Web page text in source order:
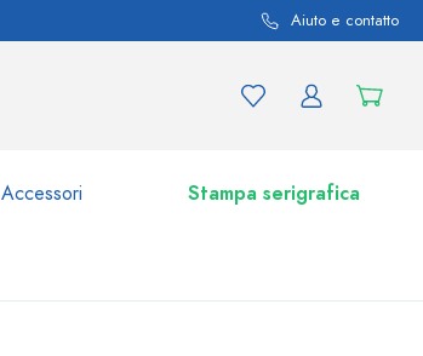
Aiuto e contatto
Accessori Stampa serigrafica